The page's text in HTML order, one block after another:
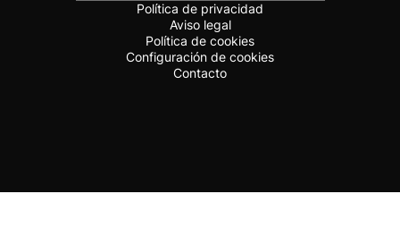
Política de privacidad
Aviso legal
Política de cookies
Configuración de cookies
Contacto